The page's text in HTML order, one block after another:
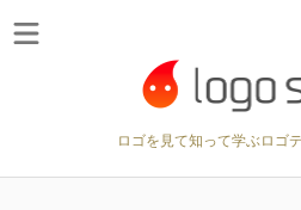
ロゴを見て知って学ぶロゴ